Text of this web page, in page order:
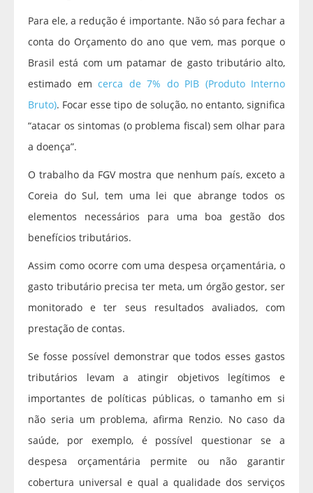
Para ele, a redução é importante. Não só para fechar a
conta do Orçamento do ano que vem, mas porque o
Brasil está com um patamar de gasto tributário alto,
estimado em cerca de 7% do PIB (Produto Interno
Bruto). Focar esse tipo de solução, no entanto, significa
“atacar os sintomas (o problema fiscal) sem olhar para
a doença”.
O trabalho da FGV mostra que nenhum país, exceto a
Coreia do Sul, tem uma lei que abrange todos os
elementos necessários para uma boa gestão dos
benefícios tributários.
Assim como ocorre com uma despesa orçamentária, o
gasto tributário precisa ter meta, um órgão gestor, ser
monitorado e ter seus resultados avaliados, com
prestação de contas.
Se fosse possível demonstrar que todos esses gastos
tributários levam a atingir objetivos legítimos e
importantes de políticas públicas, o tamanho em si
não seria um problema, afirma Renzio. No caso da
saúde, por exemplo, é possível questionar se a
despesa orçamentária permite ou não garantir
cobertura universal e qual a qualidade dos serviços